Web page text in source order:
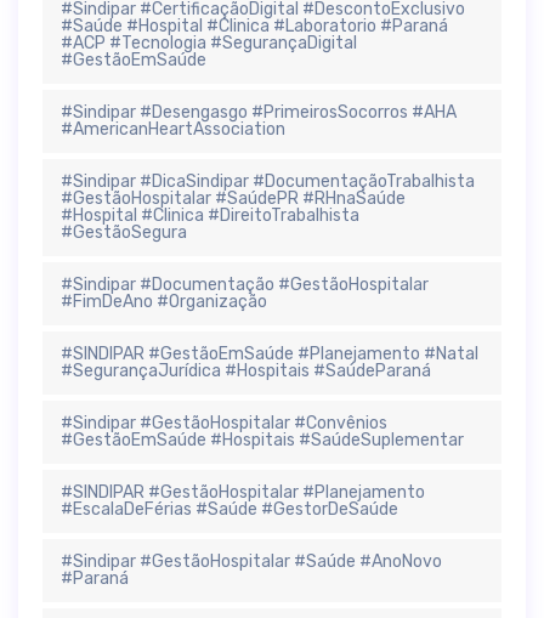
#Sindipar #CertificaçãoDigital #DescontoExclusivo
#Saúde #Hospital #Clinica #Laboratorio #Paraná
#ACP #Tecnologia #SegurançaDigital
#GestãoEmSaúde
#Sindipar #Desengasgo #PrimeirosSocorros #AHA
#AmericanHeartAssociation
#Sindipar #DicaSindipar #DocumentaçãoTrabalhista
#GestãoHospitalar #SaúdePR #RHnaSaúde
#Hospital #Clinica #DireitoTrabalhista
#GestãoSegura
#Sindipar #Documentação #GestãoHospitalar
#FimDeAno #Organização
#SINDIPAR #GestãoEmSaúde #Planejamento #Natal
#SegurançaJurídica #Hospitais #SaúdeParaná
#Sindipar #GestãoHospitalar #Convênios
#GestãoEmSaúde #Hospitais #SaúdeSuplementar
#SINDIPAR #GestãoHospitalar #Planejamento
#EscalaDeFérias #Saúde #GestorDeSaúde
#Sindipar #GestãoHospitalar #Saúde #AnoNovo
#Paraná